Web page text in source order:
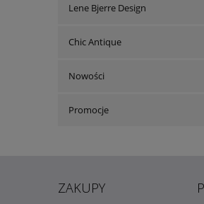
Lene Bjerre Design
Chic Antique
Nowości
Promocje
ZAKUPY